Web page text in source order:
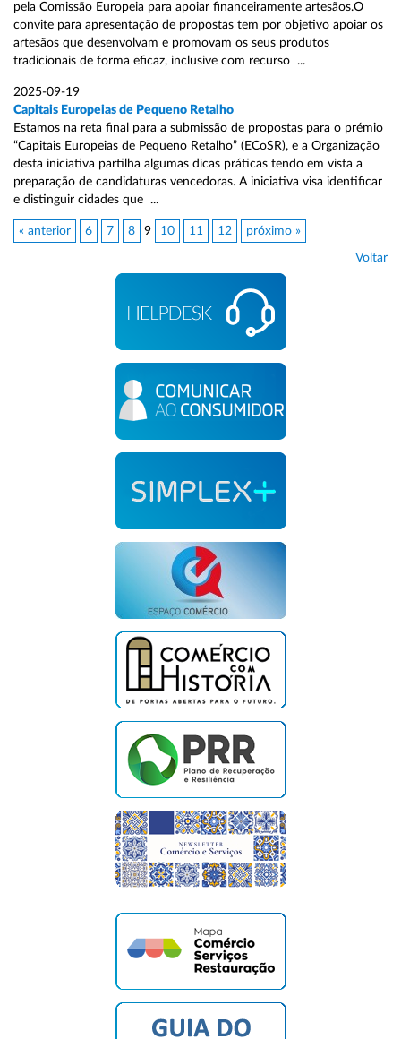
pela Comissão Europeia para apoiar financeiramente artesãos.O
convite para apresentação de propostas tem por objetivo apoiar os
artesãos que desenvolvam e promovam os seus produtos
tradicionais de forma eficaz, inclusive com recurso ...
2025-09-19
Capitais Europeias de Pequeno Retalho
Estamos na reta final para a submissão de propostas para o prémio
“Capitais Europeias de Pequeno Retalho” (ECoSR), e a Organização
desta iniciativa partilha algumas dicas práticas tendo em vista a
preparação de candidaturas vencedoras. A iniciativa visa identificar
e distinguir cidades que ...
« anterior 6 7 8 9 10 11 12 próximo »
Voltar